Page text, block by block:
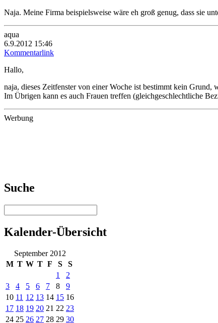
Naja. Meine Firma beispielsweise wäre eh groß genug, dass sie
aqua
6.9.2012 15:46
Kommentarlink
Hallo,
naja, dieses Zeitfenster von einer Woche ist bestimmt kein Grund,
Im Übrigen kann es auch Frauen treffen (gleichgeschlechtliche
Werbung
Suche
Kalender-Übersicht
September 2012
M T W T F S
S
1
2
3
4 5 6 7 8
9
10 11 12 13 14 15 16
17 18 19 20 21 22 23
24 25 26 27 28 29 30